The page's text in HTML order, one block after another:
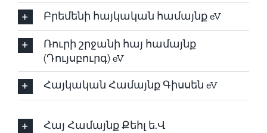
Բրեմենի հայկական համայնք eV
Ռուրի շրջանի հայ համայնք
(Դույսբուրգ) eV
Հայկական Համայնք Գիսսեն eV
Հայ Համայնք Քեհլ ե.Վ